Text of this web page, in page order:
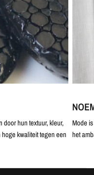
hun textuur, kleur,
kwaliteit tegen een
Mode
het